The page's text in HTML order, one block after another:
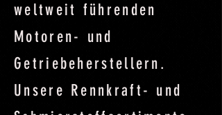
weltweit führenden
Motoren- und
Getriebeherstellern.
Unsere Rennkraft- und